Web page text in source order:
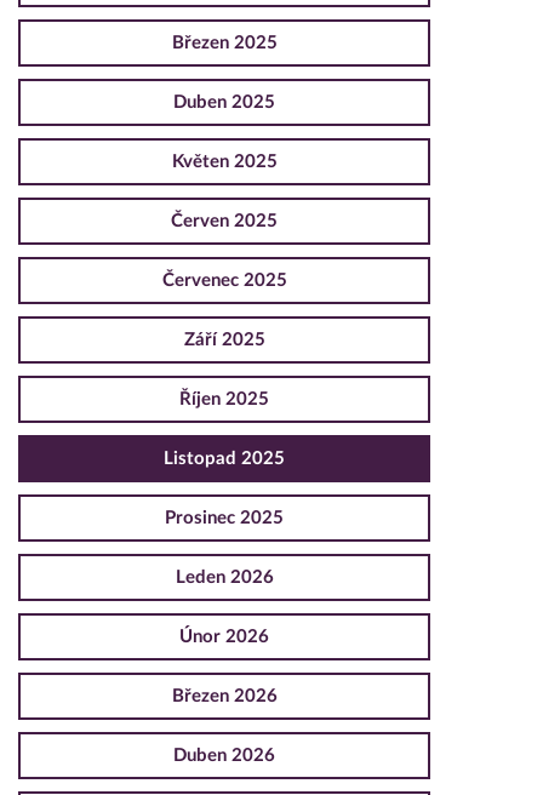
Březen 2025
Duben 2025
Květen 2025
Červen 2025
Červenec 2025
Září 2025
Říjen 2025
Listopad 2025
Prosinec 2025
Leden 2026
Únor 2026
Březen 2026
Duben 2026